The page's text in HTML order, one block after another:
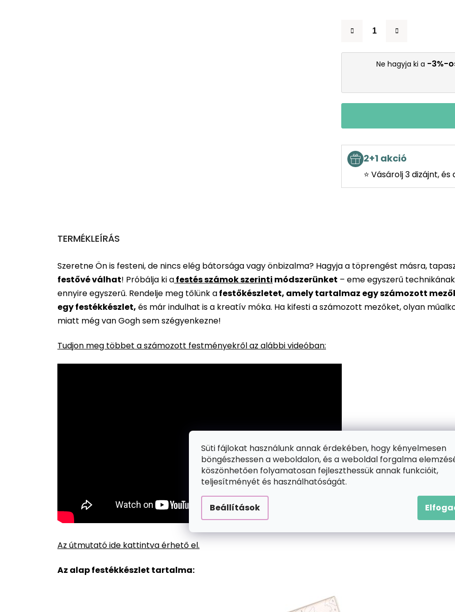
Süti fájlokat használunk annak érdekében, hogy kényelmesen
böngészhessen a weboldalon, és a weboldal forgalma
köszönhetően folyamatosan fejleszthessük annak funkcióit,
teljesítményét és használhatóságát.
Beállítások
Ne hagyja ki a -3%-
2+1 akció
⭐ Vásárolj 3 dizájnt,
TERMÉKLEÍRÁS
Szeretne Ön is festeni, de nincs elég bátorsága vagy önbizalma? Hagyja a töprengést másra,
festővé válhat! Próbálja ki afestés számok szerinti módszerünket – eme egyszerű
ennyire egyszerű. Rendelje meg tőlünk afestőkészletet, amely tartalmaz egy számozott
egy festékkészlet, és már indulhat is a kreatív móka. Ha kifesti a számozott mezőket, olyan
miatt még van Gogh sem szégyenkezne!
Tudjon meg többet a számozott festményekről az alábbi videóban:
Az útmutató ide kattintva érhető el.
Az alap festékkészlet tartalma: